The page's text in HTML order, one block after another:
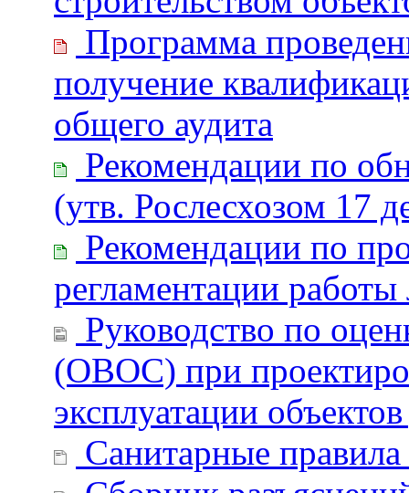
Программа
получение
общего аудита
Рекомендации по
(утв. Рослесхозом 17
Рекомендации по
регламентации
Руководство по
(ОВОС) при
эксплуатации
Санитарные